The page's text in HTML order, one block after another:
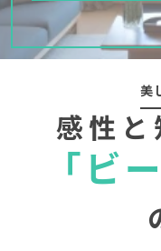
美
感性
「ビ